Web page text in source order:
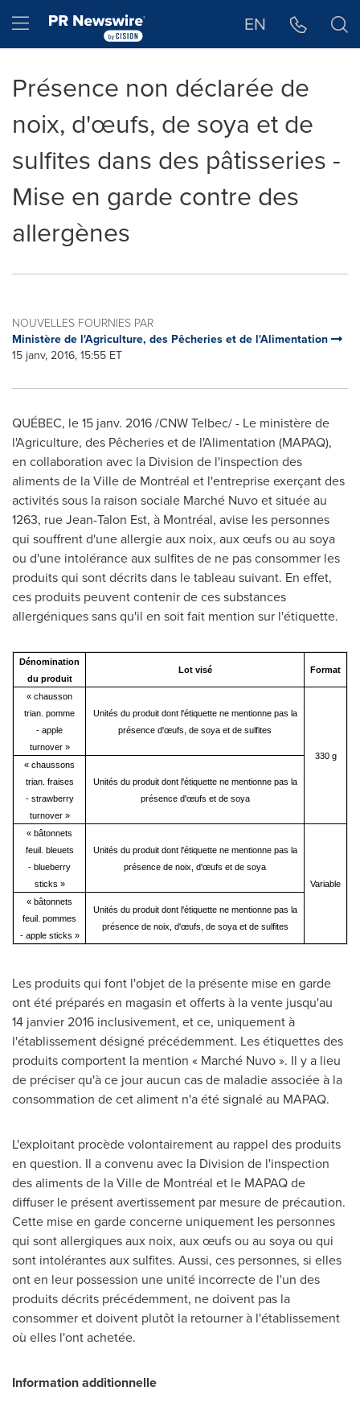
Hamburger menu EN
Présence non déclarée de
noix, d'œufs, de soya et de
sulfites dans des pâtisseries -
Mise en garde contre des
allergènes
NOUVELLES FOURNIES PAR
Ministère de l'Agriculture, des Pêcheries et de l'Alimentation
15 janv, 2016, 15:55 ET
QUÉBEC, le 15 janv. 2016 /CNW Telbec/ - Le ministère de
l'Agriculture, des Pêcheries et de l'Alimentation (MAPAQ),
en collaboration avec la Division de l'inspection des
aliments de la Ville de Montréal et l'entreprise exerçant des
activités sous la raison sociale Marché Nuvo et située au
1263, rue Jean-Talon Est, à Montréal, avise les personnes
qui souffrent d'une allergie aux noix, aux œufs ou au soya
ou d'une intolérance aux sulfites de ne pas consommer les
produits qui sont décrits dans le tableau suivant. En effet,
ces produits peuvent contenir de ces substances
allergéniques sans qu'il en soit fait mention sur l'étiquette.
Dénomination
du produit
Lot visé Format
« chausson
trian. pomme
- apple
turnover »
Unités du produit dont l'étiquette ne mentionne pas la
présence d'œufs, de soya et de sulfites
330 g
« chaussons
trian. fraises
- strawberry
turnover »
Unités du produit dont l'étiquette ne mentionne pas la
présence d'œufs et de soya
« bâtonnets
feuil. bleuets
- blueberry
sticks »
Unités du produit dont l'étiquette ne mentionne pas la
présence de noix, d'œufs et de soya
Variable
« bâtonnets
feuil. pommes
- apple sticks »
Unités du produit dont l'étiquette ne mentionne pas la
présence de noix, d'œufs, de soya et de sulfites
Les produits qui font l'objet de la présente mise en garde
ont été préparés en magasin et offerts à la vente jusqu'au
14 janvier 2016 inclusivement, et ce, uniquement à
l'établissement désigné précédemment. Les étiquettes des
produits comportent la mention « Marché Nuvo ». Il y a lieu
de préciser qu'à ce jour aucun cas de maladie associée à la
consommation de cet aliment n'a été signalé au MAPAQ.
L'exploitant procède volontairement au rappel des produits
en question. Il a convenu avec la Division de l'inspection
des aliments de la Ville de Montréal et le MAPAQ de
diffuser le présent avertissement par mesure de précaution.
Cette mise en garde concerne uniquement les personnes
qui sont allergiques aux noix, aux œufs ou au soya ou qui
sont intolérantes aux sulfites. Aussi, ces personnes, si elles
ont en leur possession une unité incorrecte de l'un des
produits décrits précédemment, ne doivent pas la
consommer et doivent plutôt la retourner à l'établissement
où elles l'ont achetée.
Information additionnelle